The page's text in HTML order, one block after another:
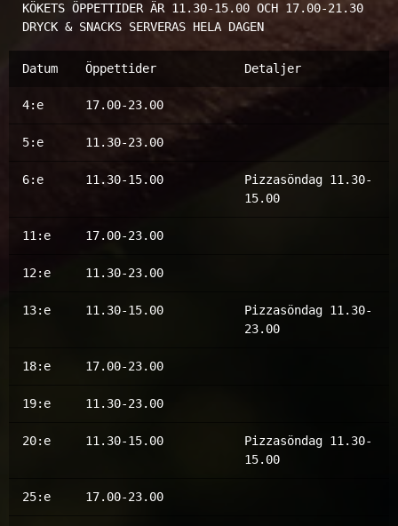
KÖKETS ÖPPETTIDER ÄR 11.30-15.00 OCH 17.00-21.30
DRYCK & SNACKS SERVERAS HELA DAGEN
Datum Öppettider Detaljer
4:e 17.00-23.00
5:e 11.30-23.00
6:e 11.30-15.00
Pizzasöndag 11.30-
15.00
11:e 17.00-23.00
12:e 11.30-23.00
13:e 11.30-15.00
Pizzasöndag 11.30-
23.00
18:e 17.00-23.00
19:e 11.30-23.00
20:e 11.30-15.00
Pizzasöndag 11.30-
15.00
25:e 17.00-23.00